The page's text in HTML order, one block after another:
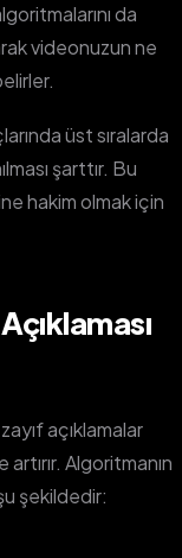
da
videonuzun ne
üst sıralarda
şarttır. Bu
hakim olmak için
açıklamalar
Algoritmanın
şekildedir: